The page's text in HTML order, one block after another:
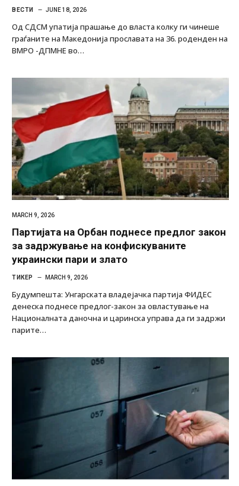
ВЕСТИ JUNE 18, 2026
Од СДСМ упатија прашање до власта колку ги чинеше
граѓаните на Македонија прославата на 36. роденден на
ВМРО -ДПМНЕ во…
MARCH 9, 2026
Партијата на Орбан поднесе предлог закон
за задржување на конфискуваните
украински пари и злато
ТИКЕР MARCH 9, 2026
Будумпешта: Унгарската владејачка партија ФИДЕС
денеска поднесе предлог-закон за овластување на
Националната даночна и царинска управа да ги задржи
парите…
главниот српски град – оштетени автомобили и